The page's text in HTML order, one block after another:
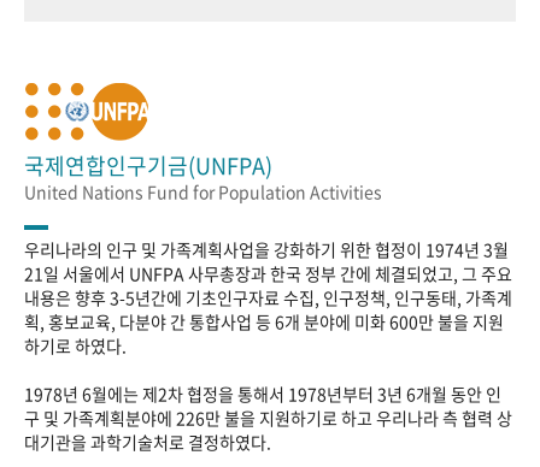
국제연합인구기금(UNFPA)
United Nations Fund for Population Activities
우리나라의 인구 및 가족계획사업을 강화하기 위한 협정이 1974년 3월
21일 서울에서 UNFPA 사무총장과 한국 정부 간에 체결되었고, 그 주요
내용은 향후 3-5년간에 기초인구자료 수집, 인구정책, 인구동태, 가족계
획, 홍보교육, 다분야 간 통합사업 등 6개 분야에 미화 600만 불을 지원
하기로 하였다.
1978년 6월에는 제2차 협정을 통해서 1978년부터 3년 6개월 동안 인
구 및 가족계획분야에 226만 불을 지원하기로 하고 우리나라 측 협력 상
대기관을 과학기술처로 결정하였다.